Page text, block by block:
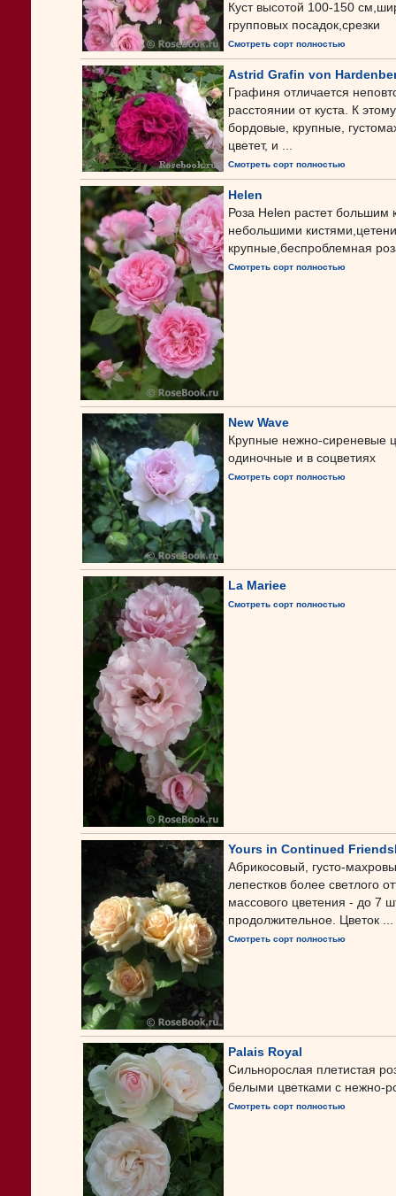
Куст высотой 100-150
групповых посадок,срезки
Смотреть сорт полностью
Astrid Grafin von
Графиня отличается
расстоянии от куста. К
бордовые, крупные,
цветет, и ...
Смотреть сорт полностью
Helen
Роза Helen растет
небольшими
крупные,беспроблемная
Смотреть сорт полностью
New Wave
Крупные нежно-сиреневые
одиночные и в соцветиях
Смотреть сорт полностью
La Mariee
Смотреть сорт полностью
Yours in Continued
Абрикосовый, густо-
лепестков более светлого
массового цветения - до 7
продолжительное. Цветок ...
Смотреть сорт полностью
Palais Royal
Сильнорослая плетистая
белыми цветками с нежно-
Смотреть сорт полностью